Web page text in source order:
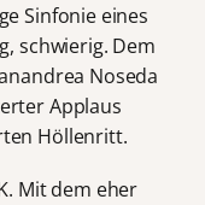
Sinfonie eines
schwierig. Dem
Noseda
Applaus
Höllenritt.
Mit dem eher